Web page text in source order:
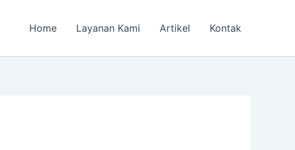
Home Layanan Kami Artikel Kontak